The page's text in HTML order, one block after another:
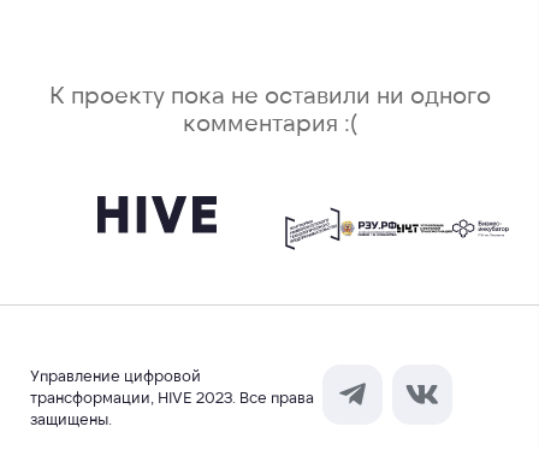
К проекту пока не оставили ни одного
комментария :(
Управление цифровой
трансформации, HIVE 2023. Все права
защищены.